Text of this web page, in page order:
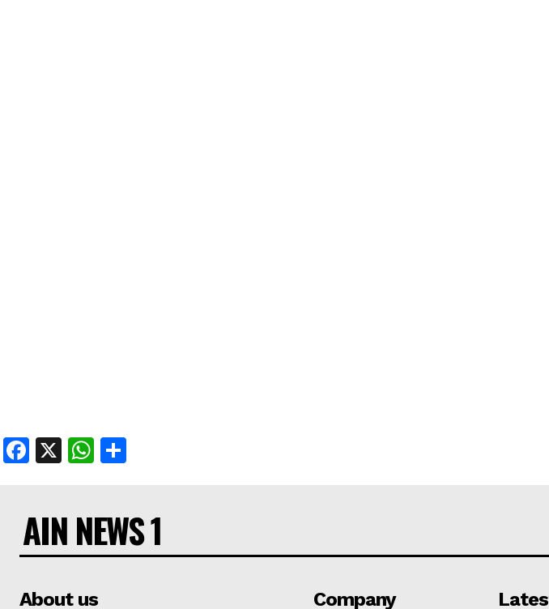
Facebook
X WhatsApp
AIN NEWS 1
About us Company